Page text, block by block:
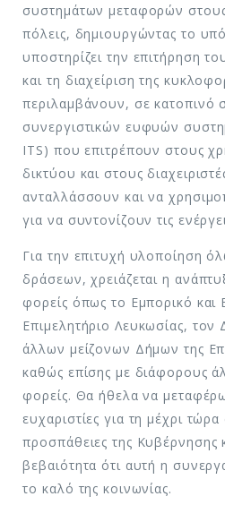
συστημάτων μεταφορών στους
πόλεις, δημιουργώντας το
υποστηρίζει την επιτήρηση
και τη διαχείριση της
περιλαμβάνουν, σε κατοπινό
συνεργιστικών ευφυών
ITS) που επιτρέπουν στους
δικτύου και στους
ανταλλάσσουν και να
για να συντονίζουν τις
Για την επιτυχή υλοποίηση
δράσεων, χρειάζεται η
φορείς όπως το Εμπορικό και
Επιμελητήριο Λευκωσίας, τον
άλλων μείζονων Δήμων της
καθώς επίσης με διάφορους
φορείς. Θα ήθελα να
ευχαριστίες για τη μέχρι
προσπάθειες της Κυβέρνησης
βεβαιότητα ότι αυτή η
το καλό της κοινωνίας.